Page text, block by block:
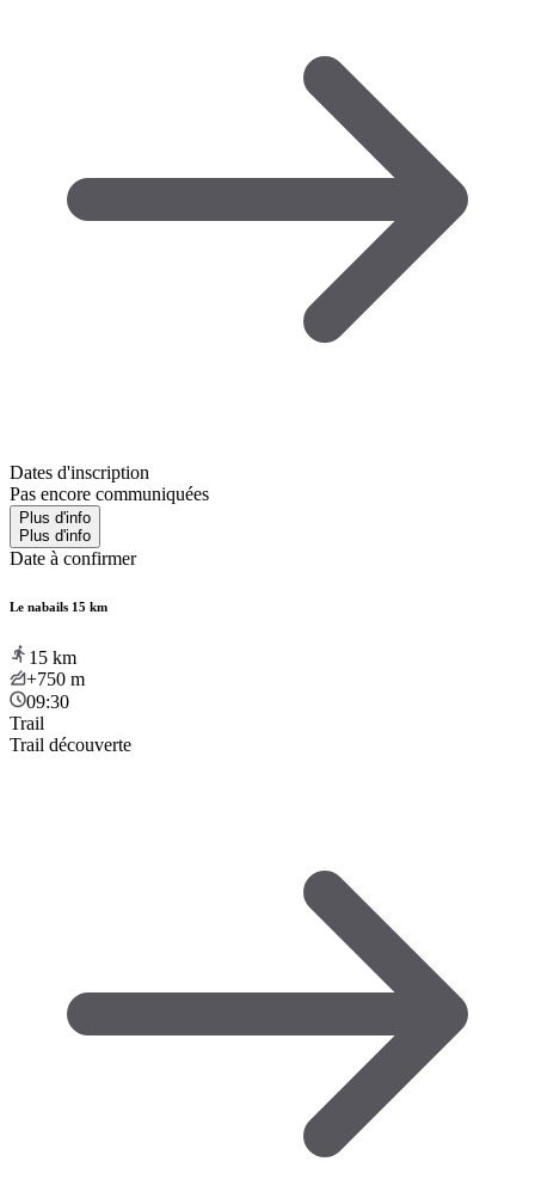
Dates d'inscription
Pas encore communiquées
Plus d'info
Plus d'info
Date à confirmer
Le nabails 15 km
15 km
+750 m
09:30
Trail
Trail découverte